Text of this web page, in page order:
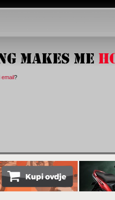
email?